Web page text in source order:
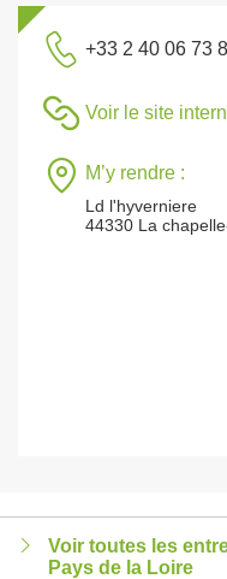
+33 2 40 06 73
Voir le site
M’y rendre :
Ld l'hyverniere
44330 La
Voir toutes les
Pays de la Loire